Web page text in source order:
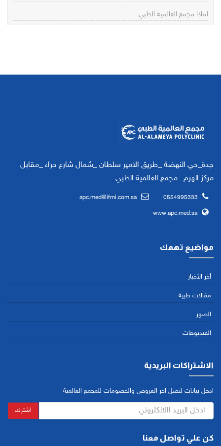
لماذا مجمع العالمية الطبي
جدة_حي النهضة _طريق الامير سلطان _شمال شارع حراء _مقابل
مركز الهرم _مجمع العالمية الطبي
0554995333
apc.med@ifmi.com.sa
www.apc.med.sa
مواضيع تهمك
أخر الأخبار
مقالات طبية
الصور
الفيديوهات
الاشتراكات البريدية
ادخل بيانات لتصل اخر العروض والخصومات للمجمع العالمية
اشترك
كن علي تواصل معنا